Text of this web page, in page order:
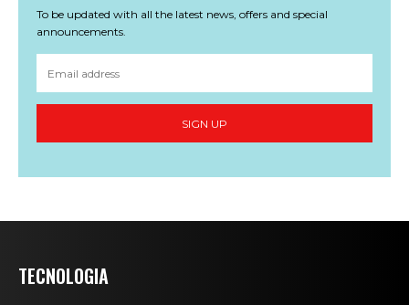
To be updated with all the latest news, offers and special
announcements.
SIGN UP
TECNOLOGIA